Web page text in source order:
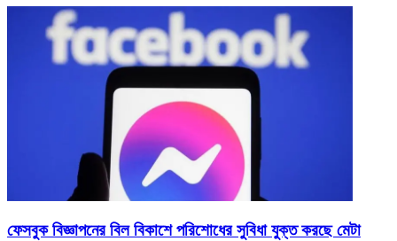
ফেসবুক বিজ্ঞাপনের বিল বিকাশে পরিশোধের সুবিধা যুক্ত করছে মেটা